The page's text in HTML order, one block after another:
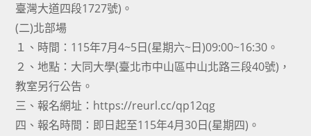
臺灣大道四段1727號)。
(二)北部場
１、時間：115年7月4~5日(星期六~日)09:00~16:30。
２、地點：大同大學(臺北市中山區中山北路三段40號)，
教室另行公告。
三、報名網址：https://reurl.cc/qp12qg
四、報名時間：即日起至115年4月30日(星期四)。